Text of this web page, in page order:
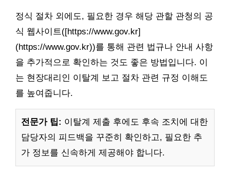
정식 절차 외에도, 필요한 경우 해당 관할 관청의 공
식 웹사이트([https://www.gov.kr]
(https://www.gov.kr))를 통해 관련 법규나 안내 사항
을 추가적으로 확인하는 것도 좋은 방법입니다. 이
는 현장대리인 이탈계 보고 절차 관련 규정 이해도
를 높여줍니다.
전문가 팁: 이탈계 제출 후에도 후속 조치에 대한
담당자의 피드백을 꾸준히 확인하고, 필요한 추
가 정보를 신속하게 제공해야 합니다.